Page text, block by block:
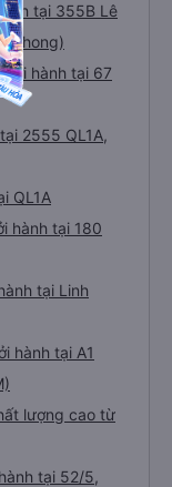
tại 355B Lê
Phong)
hành tại 67
2555 QL1A,
QL1A
hành tại 180
tại Linh
hành tại A1
lượng cao từ
tại 52/5,